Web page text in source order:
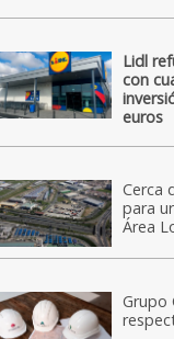
Lidl
con
euros
Cerca
para
Área
Grupo